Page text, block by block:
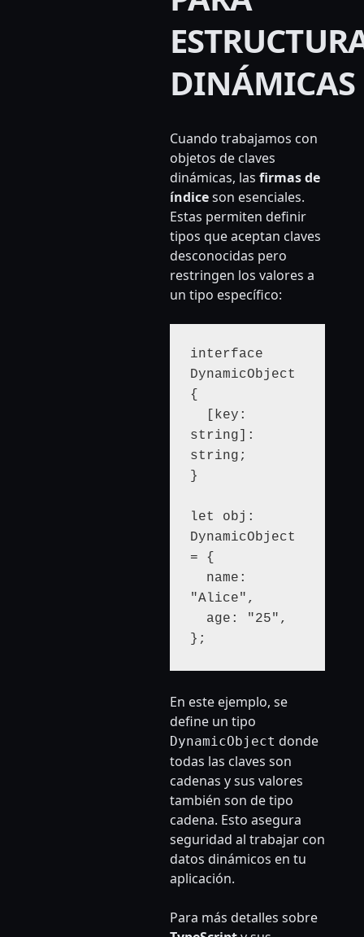
DINÁMICAS
Cuando trabajamos con
objetos de claves
dinámicas, las firmas de
índiceson esenciales.
Estas permiten definir
tipos que aceptan claves
desconocidas pero
restringen los valores a
un tipo específico:
interface
DynamicObject
{
string]:
string;
}
let obj:
DynamicObject
= {
"Alice",
En este ejemplo, se
define un tipo
DynamicObject donde
todas las claves son
cadenas y sus valores
también son de tipo
cadena. Esto asegura
seguridad al trabajar con
datos dinámicos en tu
aplicación.
Para más detalles sobre